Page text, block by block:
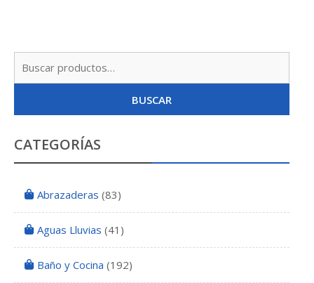
BUSCAR
CATEGORÍAS
Abrazaderas (83)
Aguas Lluvias (41)
Baño y Cocina (192)